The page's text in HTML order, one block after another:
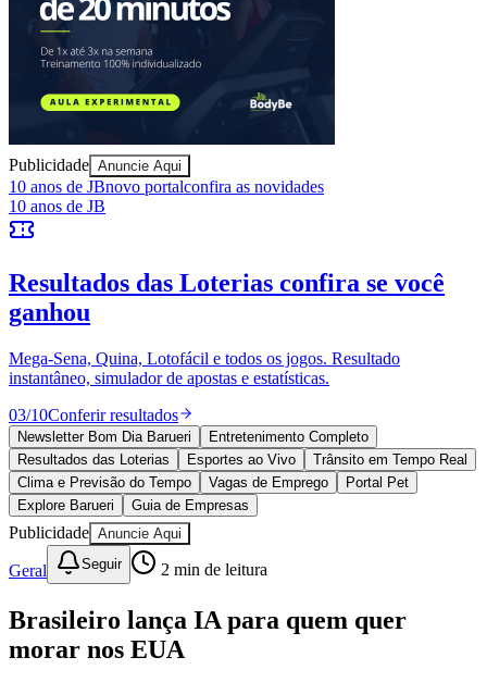
Ceará
Publicidade Anuncie Aqui
10 anos de JBnovo portalconfira as novidades